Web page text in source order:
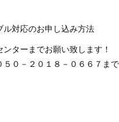
対応のお申し込み方法
ターまでお願い致します！
０－２０１８－０６６７まで